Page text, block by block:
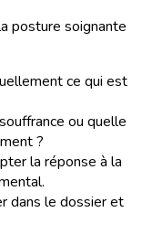
posture soignante
ce qui est
ou quelle
?
la réponse à la
dans le dossier et